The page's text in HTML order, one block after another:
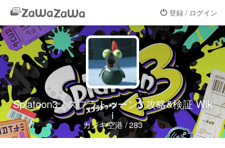
登録 / ログイン
Splatoon3 - スプラトゥーン3 攻略&検証 Wik
i
カジキ空港 / 283